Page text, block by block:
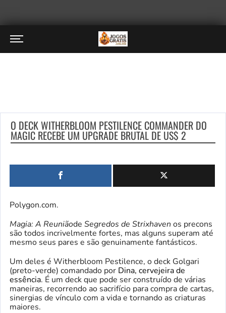
O DECK WITHERBLOOM PESTILENCE COMMANDER DO
MAGIC RECEBE UM UPGRADE BRUTAL DE US$ 2
Polygon.com.
Magia: A Reuniãode Segredos de Strixhaven os precons
são todos incrivelmente fortes, mas alguns superam até
mesmo seus pares e são genuinamente fantásticos.
Um deles é Witherbloom Pestilence, o deck Golgari
(preto-verde) comandado por Dina, cervejeira de
essência. É um deck que pode ser construído de várias
maneiras, recorrendo ao sacrifício para compra de cartas,
sinergias de vínculo com a vida e tornando as criaturas
maiores.